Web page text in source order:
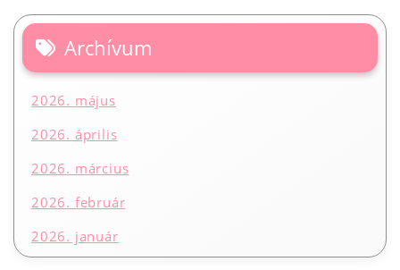
Archívum
2026. május
2026. április
2026. március
2026. február
2026. január